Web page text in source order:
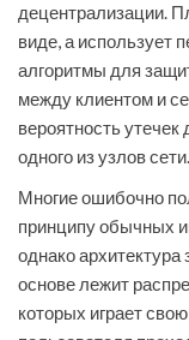
децентрализации.
виде, а использует
алгоритмы для
между клиентом и
вероятность утечек
одного из узлов сети.
Многие ошибочно
принципу обычных
однако
основе лежит
которых играет